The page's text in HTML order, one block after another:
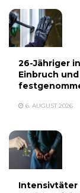
26-Jähriger
Einbruch
6. AUGUST 2026
Intensivtäter